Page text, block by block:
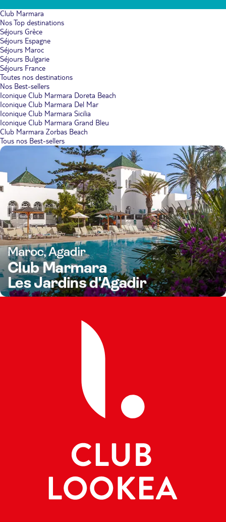
Club Marmara
Nos Top destinations
Séjours Grèce
Séjours Espagne
Séjours Maroc
Séjours Bulgarie
Séjours France
Toutes nos destinations
Nos Best-sellers
Iconique Club Marmara Doreta Beach
Iconique Club Marmara Del Mar
Iconique Club Marmara Sicilia
Iconique Club Marmara Grand Bleu
Club Marmara Zorbas Beach
Tous nos Best-sellers